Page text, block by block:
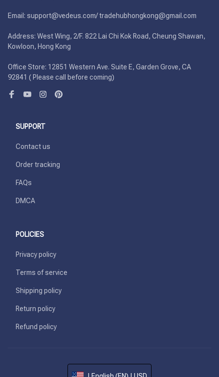
Email: support@vedeus.com/ tradehubhongkong@gmail.com
Address: West Wing, 2/F. 822 Lai Chi Kok Road, Cheung Shawan,
Kowloon, Hong Kong
Office Store: 12851 Western Ave. Suite E, Garden Grove, CA
92841 ( Please call before coming)
SUPPORT
Contact us
Order tracking
FAQs
DMCA
POLICIES
Privacy policy
Terms of service
Shipping policy
Return policy
Refund policy